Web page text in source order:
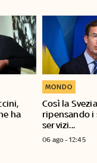
ha
Così la
ripensando i
servizi...
MONDO
06 ago - 12:45